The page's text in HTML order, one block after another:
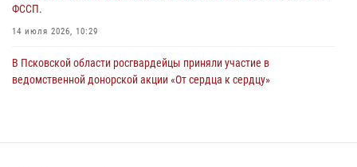
ФССП.
14 июля 2026, 10:29
В Псковской области росгвардейцы приняли участие в
ведомственной донорской акции «От сердца к сердцу»